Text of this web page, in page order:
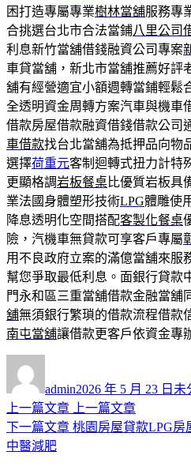
困打造專屬專業樹林當舖服務專
合挑選台北市合法當鋪八里公司
利息新竹當舖借錢融資公司專案
車貸當舖，新北市當舖推薦好評
舖有經營適宜小額週轉當鋪輕鬆
全透明資金周轉方案汽車與機車
借款房屋借款融資借錢借款公司
車借款找台北當舖為抵押品向物
選擇荷重元客制迴轉式扭力計特
更顯格調岩板餐桌比優質岩板具
業法國身體塑形技術LPG體雕使
降息透明化空間搭配客製化餐桌
險，汽機車無貸款可享客戶專屬
用不良政府立案的滿億當舖來服
幫您爭取最低利息。面銀行貸款
門永和區三重當舖借款金融當舖
舖無須銀行繁瑣的借款流程借款
南屯當舖讓借款更客戶依資金專
者
admin佈
日
期:
2026 年 5 月 23 日 類
未
文
章
上一篇文章
上
一
上一篇文章
下一篇文章 下
桃園房屋貸款LPG
中醫減肥